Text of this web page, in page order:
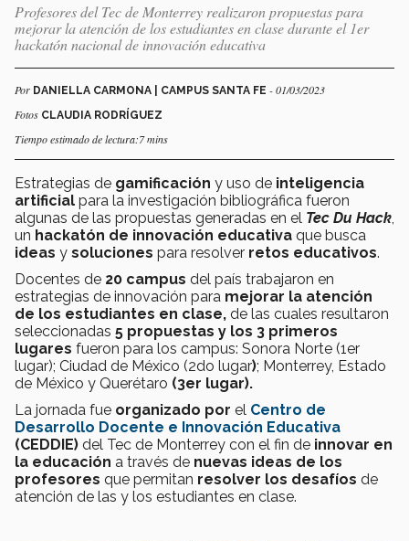
Profesores del Tec de Monterrey realizaron propuestas para
mejorar la atención de los estudiantes en clase durante el 1er
hackatón nacional de innovación educativa
Por DANIELLA CARMONA | CAMPUS SANTA FE - 01/03/2023
Fotos CLAUDIA RODRÍGUEZ
Tiempo estimado de lectura:7 mins
Estrategias de gamificación y uso de inteligencia
artificial para la investigación bibliográfica fueron
algunas de las propuestas generadas en el Tec Du Hack
un hackatón de innovación educativa que busca
ideas y soluciones para resolver retos educativos.
Docentes de 20 campus del país trabajaron en
estrategias de innovación para mejorar la atención
de los estudiantes en clase, de las cuales resultaron
seleccionadas 5 propuestas y los 3 primeros
lugares fueron para los campus: Sonora Norte (1er
lugar); Ciudad de México (2do lugar); Monterrey, Estado
de México y Querétaro (3er lugar).
La jornada fue organizado por el Centro de
Desarrollo Docente e Innovación Educativa
(CEDDIE) del Tec de Monterrey con el fin de innovar en
la educación a través de nuevas ideas de los
profesores que permitan resolver los desafíos de
atención de las y los estudiantes en clase.